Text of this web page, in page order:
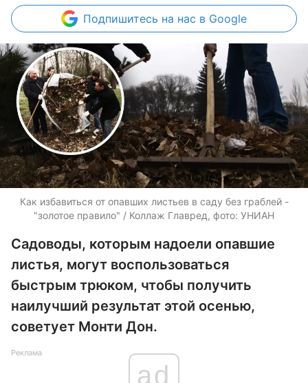
Подпишитесь на нас в Google
Как избавиться от опавших листьев в саду без граблей -
"золотое правило" / Коллаж Главред, фото: УНИАН
Садоводы, которым надоели опавшие
листья, могут воспользоваться
быстрым трюком, чтобы получить
наилучший результат этой осенью,
советует Монти Дон.
Реклама
ad